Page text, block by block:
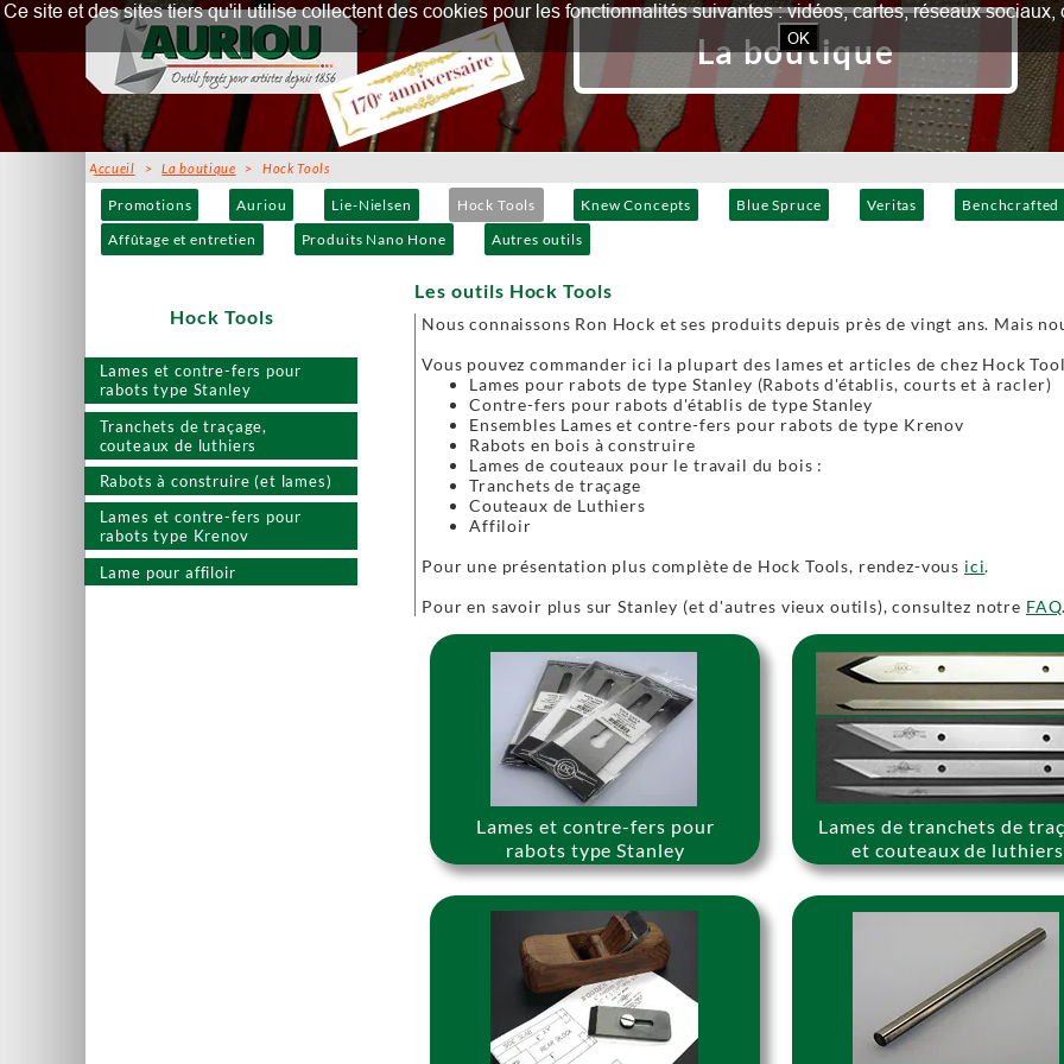
Promotions Auriou Lie-Nielsen Hock Tools Knew Concepts Blue Spruce Veritas Benchcrafted
Affûtage et entretien
Produits Nano Hone Autres outils
Lames et contre-fers pour
rabots type Stanley
Tranchets de traçage,
couteaux de luthiers
Rabots à construire (et lames)
Lames et contre-fers pour
rabots type Krenov
Lame pour affiloir
La boutique
Accueil >La boutique > Hock Tools
Les outils Hock Tools
Nous connaissons Ron Hock et ses produits depuis près de vingt ans. Mais
Vous pouvez commander ici la plupart des lames et articles de chez Hock
Lames pour rabots de type Stanley (Rabots d'établis, courts et à racler)
Contre-fers pour rabots d'établis de type Stanley
Ensembles Lames et contre-fers pour rabots de type Krenov
Rabots en bois à construire
Lames de couteaux pour le travail du bois :
Tranchets de traçage
Couteaux de Luthiers
Affiloir
Pour une présentation plus complète de Hock Tools, rendez-vous ici.
Pour en savoir plus sur Stanley (et d'autres vieux outils), consultez notre FAQ.
Hock Tools
. .
Lames et contre-fers pour
rabots type Stanley
Lames de tranchets de
et couteaux de luthiers
Ce site et des sites tiers qu'il utilise collectent des cookies pour les fonctionnalités suivantes : vidéos, cartes, réseaux
OK